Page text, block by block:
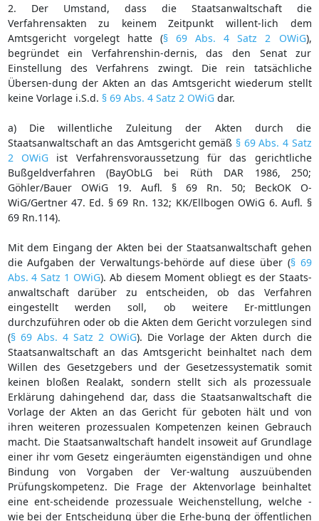
2. Der Umstand, dass die Staatsanwaltschaft die
Verfahrensakten zu keinem Zeitpunkt willent-lich dem
Amtsgericht vorgelegt hatte (§ 69 Abs. 4 Satz 2 OWiG),
begründet ein Verfahrenshin-dernis, das den Senat zur
Einstellung des Verfahrens zwingt. Die rein tatsächliche
Übersen-dung der Akten an das Amtsgericht wiederum stellt
keine Vorlage i.S.d. § 69 Abs. 4 Satz 2 OWiGdar.
a) Die willentliche Zuleitung der Akten durch die
Staatsanwaltschaft an das Amtsgericht gemäß § 69 Abs. 4 Satz
2 OWiGist Verfahrensvoraussetzung für das gerichtliche
Bußgeldverfahren (BayObLG bei Rüth DAR 1986, 250;
Göhler/Bauer OWiG 19. Aufl. § 69 Rn. 50; BeckOK O-
WiG/Gertner 47. Ed. § 69 Rn. 132; KK/Ellbogen OWiG 6. Aufl. §
69 Rn.114).
Mit dem Eingang der Akten bei der Staatsanwaltschaft gehen
die Aufgaben der Verwaltungs-behörde auf diese über (§ 69
Abs. 4 Satz 1 OWiG). Ab diesem Moment obliegt es der Staats-
anwaltschaft darüber zu entscheiden, ob das Verfahren
eingestellt werden soll, ob weitere Er-mittlungen
durchzuführen oder ob die Akten dem Gericht vorzulegen sind
(§ 69 Abs. 4 Satz 2 OWiG). Die Vorlage der Akten durch die
Staatsanwaltschaft an das Amtsgericht beinhaltet nach dem
Willen des Gesetzgebers und der Gesetzessystematik somit
keinen bloßen Realakt, sondern stellt sich als prozessuale
Erklärung dahingehend dar, dass die Staatsanwaltschaft die
Vorlage der Akten an das Gericht für geboten hält und von
ihren weiteren prozessualen Kompetenzen keinen Gebrauch
macht. Die Staatsanwaltschaft handelt insoweit auf Grundlage
einer ihr vom Gesetz eingeräumten eigenständigen und ohne
Bindung von Vorgaben der Ver-waltung auszuübenden
Prüfungskompetenz. Die Frage der Aktenvorlage beinhaltet
eine ent-scheidende prozessuale Weichenstellung, welche -
wie bei der Entscheidung über die Erhe-bung der öffentlichen